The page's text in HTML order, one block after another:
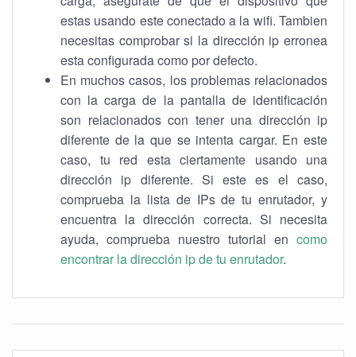
estas usando este conectado a la wifi. Tambien
necesitas comprobar si la dirección ip erronea
esta configurada como por defecto.
En muchos casos, los problemas relacionados
con la carga de la pantalla de identificación
son relacionados con tener una dirección ip
diferente de la que se intenta cargar. En este
caso, tu red esta ciertamente usando una
dirección ip diferente. Si este es el caso,
comprueba la lista de IPs de tu enrutador, y
encuentra la dirección correcta. Si necesita
ayuda, comprueba nuestro tutorial en como
encontrar la dirección ip de tu enrutador.